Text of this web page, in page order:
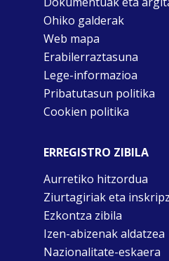
Ohiko galderak
Web mapa
Erabilerraztasuna
Lege-informazioa
Pribatutasun politika
Cookien politika
ERREGISTRO ZIBILA
Aurretiko hitzordua
Ziurtagiriak eta
Ezkontza zibila
Izen-abizenak aldatzea
Nazionalitate-eskaera